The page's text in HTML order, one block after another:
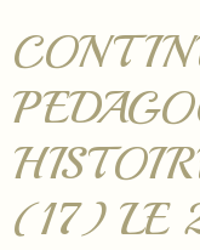
(17) LE